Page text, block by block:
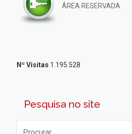
ÁREA RESERVADA
Nº Visitas 1.195.528
Pesquisa no site